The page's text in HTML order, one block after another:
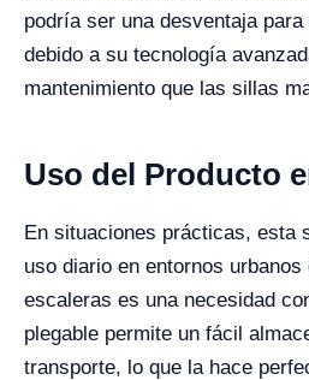
podría ser una desventaja
debido a su tecnología
mantenimiento que las sillas
Uso del Producto
En situaciones prácticas, esta
uso diario en entornos
escaleras es una necesidad
plegable permite un fácil
transporte, lo que la hace